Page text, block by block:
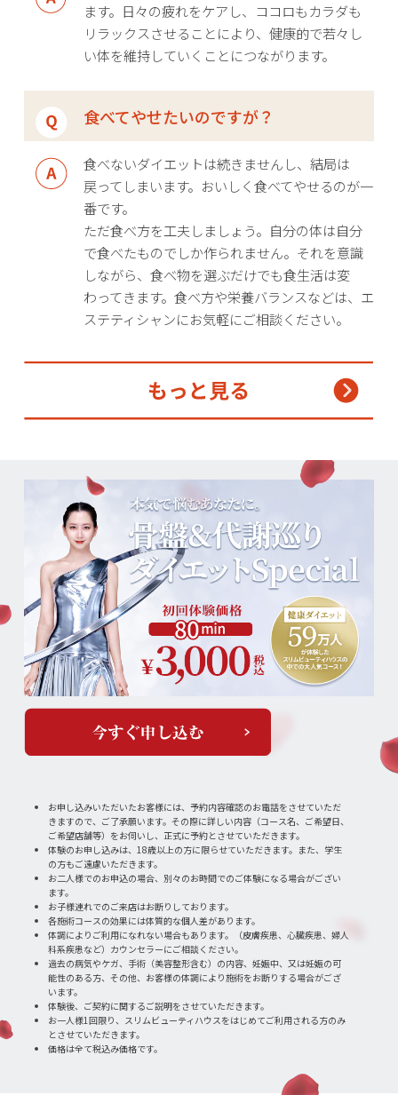
ます。日々の疲れをケアし、ココロもカラダも
リラックスさせることにより、健康的で若々し
い体を維持していくことにつながります。
食べてやせたいのですが？
食べないダイエットは続きませんし、結局は
戻ってしまいます。おいしく食べてやせるのが一
番です。
ただ食べ方を工夫しましょう。自分の体は自分
で食べたものでしか作られません。それを意識
しながら、食べ物を選ぶだけでも食生活は変
わってきます。食べ方や栄養バランスなどは、エ
ステティシャンにお気軽にご相談ください。
お申し込みいただいたお客様には、予約内容確認のお電話をさせていただ
きますので、ご了承願います。その際に詳しい内容（コース名、ご希望日、
ご希望店舗等）をお伺いし、正式に予約とさせていただきます。
体験のお申し込みは、18歳以上の方に限らせていただきます。また、学生
の方もご遠慮いただきます。
お二人様でのお申込の場合、別々のお時間でのご体験になる場合がござい
ます。
お子様連れでのご来店はお断りしております。
各施術コースの効果には体質的な個人差があります。
体調によりご利用になれない場合もあります。（皮膚疾患、心臓疾患、婦人
科系疾患など）カウンセラーにご相談ください。
過去の病気やケガ、手術（美容整形含む）の内容、妊娠中、又は妊娠の可
能性のある方、その他、お客様の体調により施術をお断りする場合がござ
います。
体験後、ご契約に関するご説明をさせていただきます。
お一人様1回限り、スリムビューティハウスをはじめてご利用される方のみ
とさせていただきます。
価格は全て税込み価格です。